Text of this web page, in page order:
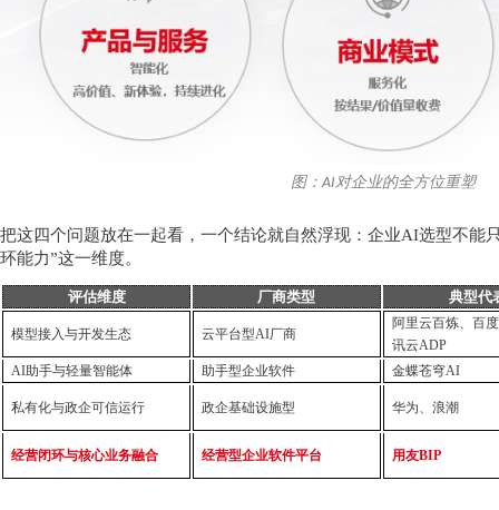
图：AI对企业的全方位重塑
把这四个问题放在一起看，一个结论就自然浮现：企业AI选型不能
环能力”这一维度。
评估维度 厂商类型 典型代
模型接入与开发生态 云平台型AI厂商
阿里云百炼、百
讯云ADP
AI助手与轻量智能体
助手型企业软件 金蝶苍穹AI
私有化与政企可信运行 政企基础设施型 华为、浪潮
经营闭环与核心业务融合 经营型企业软件平台 用友BIP